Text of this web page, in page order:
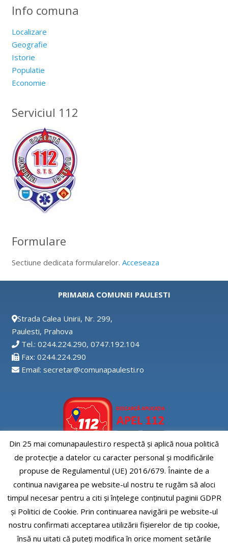
Info comuna
Localizare
Geografie
Istorie
Populatie
Economie
Serviciul 112
Formulare
Sectiune dedicata formularelor. Acceseaza
PRIMARIA COMUNEI PAULESTI
Strada Calea Unirii, Nr. 299,
Paulesti, Prahova
Tel.: 0244.224.290, 0747.192.104
Fax: 0244.224.290
Email: secretar@comunapaulesti.ro
Aplicatia APEL112
Comuna Paulesti, judet Prahova
Din 25 mai comunapaulesti.ro respectă și aplică noua politică
de protecție a datelor cu caracter personal și modificările
propuse de Regulamentul (UE) 2016/679. Înainte de a
continua navigarea pe website-ul nostru te rugăm să aloci
timpul necesar pentru a citi și înțelege conținutul paginii GDPR
și Politici de Cookie. Prin continuarea navigării pe website-ul
nostru confirmati acceptarea utilizării fişierelor de tip cookie,
însă nu uitati că puteți modifica în orice moment setările